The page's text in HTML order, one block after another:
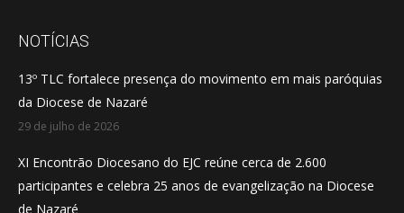
opens
new
window
opens
new
window
opens
new
window
NOTÍCIAS
13º TLC fortalece presença do movimento em mais paróquias
da Diocese de Nazaré
29 de julho de 2026
XI Encontrão Diocesano do EJC reúne cerca de 2.600
participantes e celebra 25 anos de evangelização na Diocese
de Nazaré